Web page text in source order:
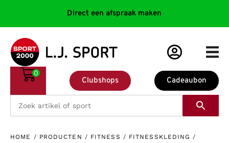
Direct een afspraak maken
Cadeaubon
Clubshops
0
HOME / PRODUCTEN / FITNESS / FITNESSKLEDING /